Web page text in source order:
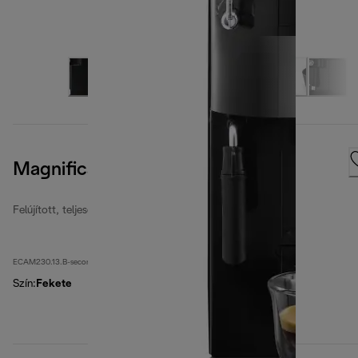
Magnifica S Smart
Felújított, teljesen automata kávéfőzők
ECAM230.13.B-second
Szín: Fekete